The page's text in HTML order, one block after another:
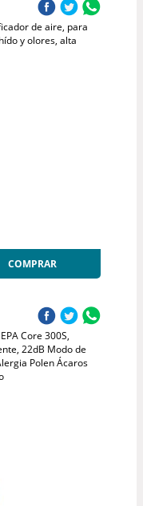
de aire, para
y olores, alta
COMPRAR
Core 300S,
22dB Modo de
Polen Ácaros